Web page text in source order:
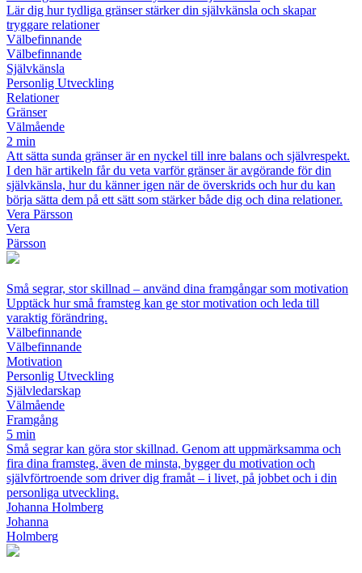
Lär dig hur tydliga gränser stärker din självkänsla och skapar
tryggare relationer
Välbefinnande
Välbefinnande
Självkänsla
Personlig Utveckling
Relationer
Gränser
Välmående
2 min
Att sätta sunda gränser är en nyckel till inre balans och självrespekt.
I den här artikeln får du veta varför gränser är avgörande för din
självkänsla, hur du känner igen när de överskrids och hur du kan
börja sätta dem på ett sätt som stärker både dig och dina relationer.
Vera Pärsson
Vera
Pärsson
Små segrar, stor skillnad – använd dina framgångar som motivation
Upptäck hur små framsteg kan ge stor motivation och leda till
varaktig förändring.
Välbefinnande
Välbefinnande
Motivation
Personlig Utveckling
Självledarskap
Välmående
Framgång
5 min
Små segrar kan göra stor skillnad. Genom att uppmärksamma och
fira dina framsteg, även de minsta, bygger du motivation och
självförtroende som driver dig framåt – i livet, på jobbet och i din
personliga utveckling.
Johanna Holmberg
Johanna
Holmberg